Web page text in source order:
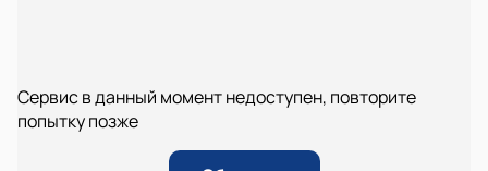
Сервис в данный момент недоступен, повторите
попытку позже